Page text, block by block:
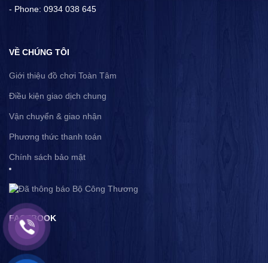
- Phone: 0934 038 645
VỀ CHÚNG TÔI
Giới thiệu đồ chơi Toàn Tâm
Điều kiện giao dịch chung
Vận chuyển & giao nhận
Phương thức thanh toán
Chính sách bảo mật
FACEBOOK